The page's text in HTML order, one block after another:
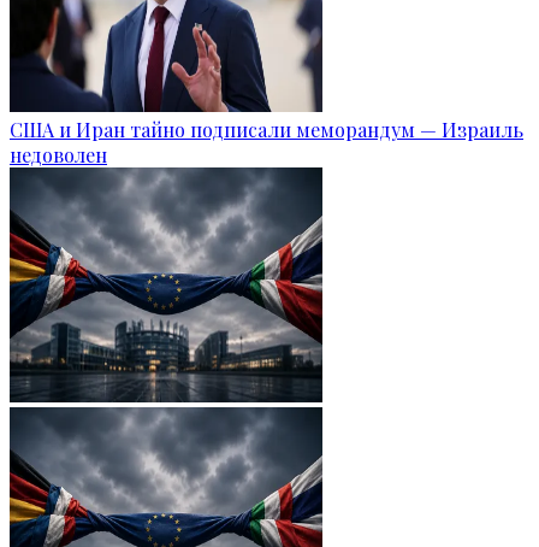
США и Иран тайно подписали меморандум — Израиль
недоволен